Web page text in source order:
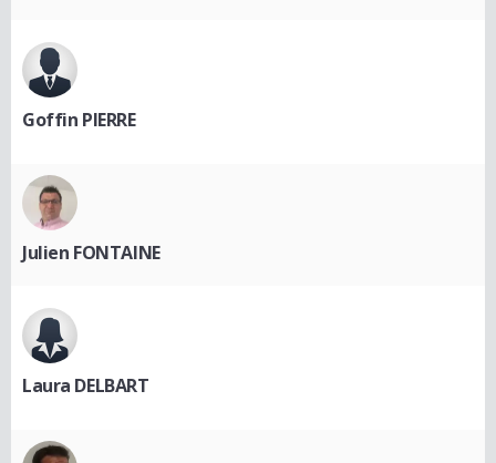
Goffin PIERRE
Julien FONTAINE
Laura DELBART